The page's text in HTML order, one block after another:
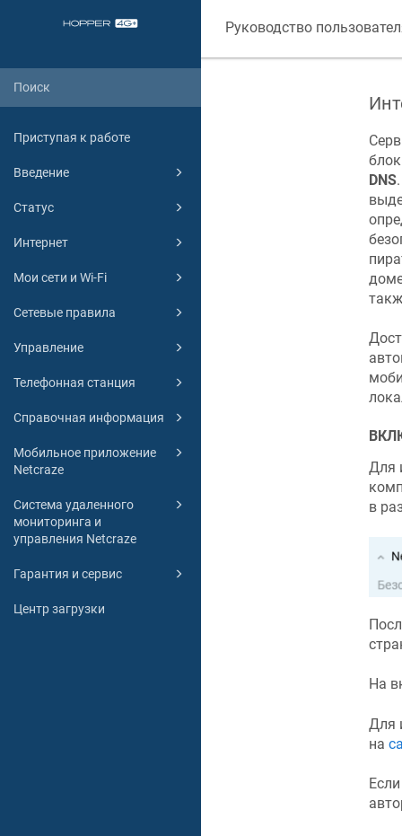
Приступая к работе
Введение
Статус
Интернет
Мои сети и Wi-Fi
Сетевые правила
Управление
Телефонная станция
Справочная информация
Мобильное приложение
Netcraze
Система удаленного
мониторинга и
управления Netcraze
Гарантия и сервис
Центр загрузки
Руководство
DNS
Для
в
На
Для
на